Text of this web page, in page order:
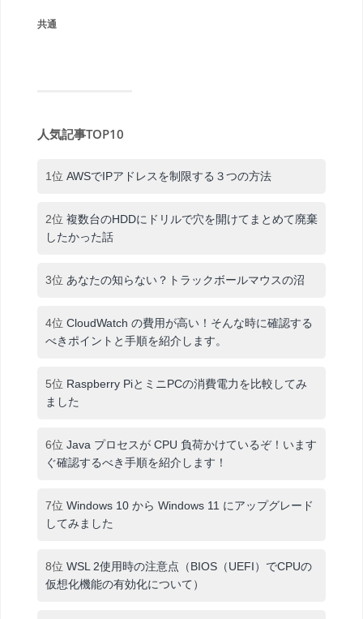
共通
人気記事TOP10
1位 AWSでIPアドレスを制限する３つの方法
2位 複数台のHDDにドリルで穴を開けてまとめて廃棄
したかった話
3位 あなたの知らない？トラックボールマウスの沼
4位 CloudWatch の費用が高い！そんな時に確認する
べきポイントと手順を紹介します。
5位 Raspberry PiとミニPCの消費電力を比較してみ
ました
6位 Java プロセスが CPU 負荷かけているぞ！います
ぐ確認するべき手順を紹介します！
7位 Windows 10 から Windows 11 にアップグレード
してみました
8位 WSL 2使用時の注意点（BIOS（UEFI）でCPUの
仮想化機能の有効化について）